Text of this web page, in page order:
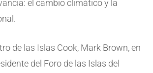
el cambio climático y la
de las Islas Cook, Mark Brown, en
del Foro de las Islas del